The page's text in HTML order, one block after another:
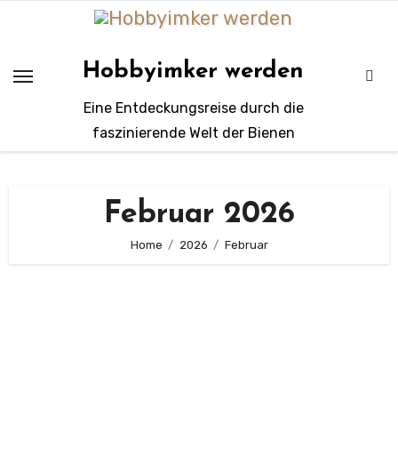
Hobbyimker werden
Eine Entdeckungsreise durch die
faszinierende Welt der Bienen
Februar 2026
Home 2026 Februar